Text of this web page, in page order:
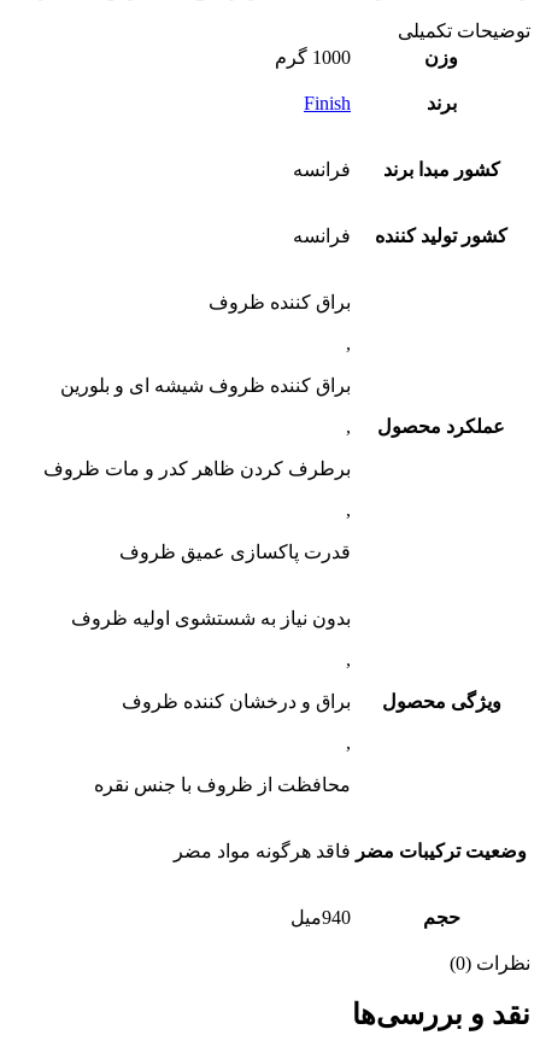
توضیحات تکمیلی
وزن
1000 گرم
برند Finish
کشور مبدا برند فرانسه
کشور تولید کننده فرانسه
عملکرد محصول
براق کننده ظروف
,
براق کننده ظروف شیشه ای و بلورین
,
برطرف کردن ظاهر کدر و مات ظروف
,
قدرت پاکسازی عمیق ظروف
ویژگی محصول
بدون نیاز به شستشوی اولیه ظروف
,
براق و درخشان کننده ظروف
,
محافظت از ظروف با جنس نقره
وضعیت ترکیبات مضر فاقد هرگونه مواد مضر
حجم 940میل
نظرات (0)
نقد و بررسی‌ها